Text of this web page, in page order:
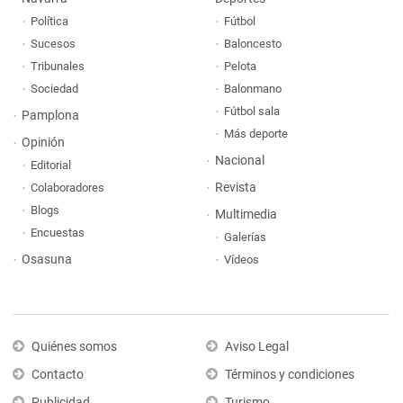
Política
Sucesos
Tribunales
Sociedad
Pamplona
Opinión
Editorial
Colaboradores
Blogs
Encuestas
Osasuna
Fútbol
Baloncesto
Pelota
Balonmano
Fútbol sala
Más deporte
Nacional
Revista
Multimedia
Galerías
Vídeos
Quiénes somos
Contacto
Aviso Legal
Términos y condiciones